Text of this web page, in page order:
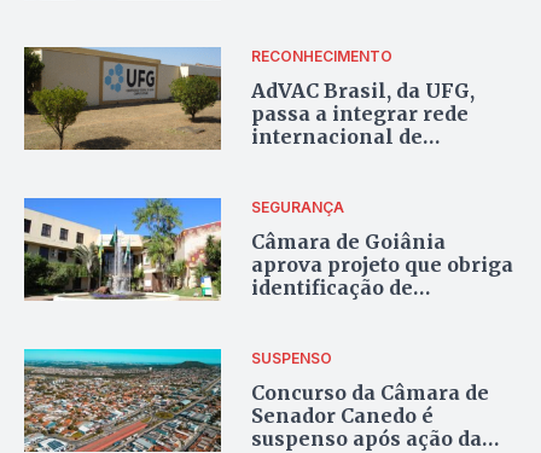
RECONHECIMENTO
AdVAC Brasil, da UFG,
passa a integrar rede
internacional de
SEGURANÇA
Câmara de Goiânia
aprova projeto que obriga
identificação de
SUSPENSO
Concurso da Câmara de
Senador Canedo é
suspenso após ação da